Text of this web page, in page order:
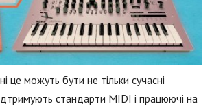
це можуть бути не тільки сучасні
стандарти MIDI і працюючі на